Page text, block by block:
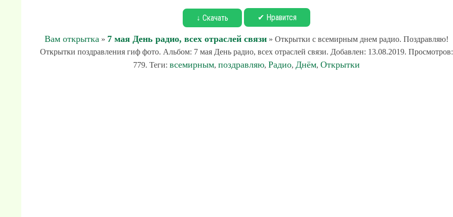
↓ Скачать ✔ Нравится
Вам открытка » 7 мая День радио, всех отраслей связи » Открытки с всемирным днем радио. Поздравляю!
Открытки поздравления гиф фото. Альбом: 7 мая День радио, всех отраслей связи. Добавлен: 13.08.2019. Просмотров:
779. Теги: всемирным, поздравляю, Радио, Днём, Открытки